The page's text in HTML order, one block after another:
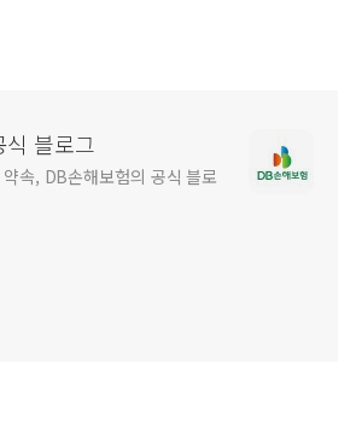
블로그
속, DB손해보험의 공식 블로